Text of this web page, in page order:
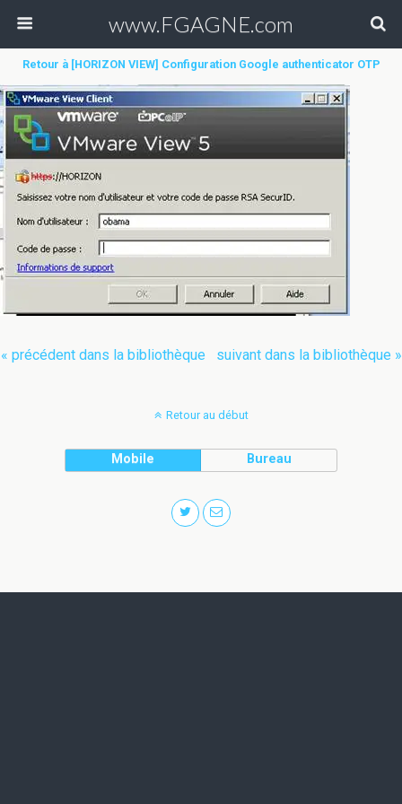
www.FGAGNE.com
Retour à [HORIZON VIEW] Configuration Google authenticator OTP
« précédent dans la bibliothèque suivant dans la bibliothèque »
Retour au début
Mobile Bureau